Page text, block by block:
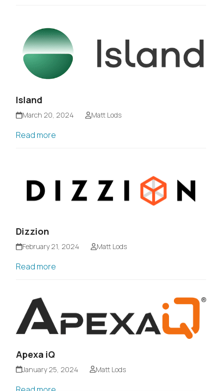
Island
March 20, 2024 Matt Lods
Read more
Dizzion
February 21, 2024 Matt Lods
Read more
Apexa iQ
January 25, 2024 Matt Lods